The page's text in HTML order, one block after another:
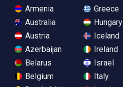
Armenia
Australia
Austria
Azerbaijan
Belarus
Belgium
Greece
Hungary
Iceland
Ireland
Israel
Italy